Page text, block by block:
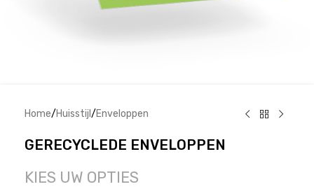
Home/Huisstijl /Enveloppen
GERECYCLEDE ENVELOPPEN
KIES UW OPTIES